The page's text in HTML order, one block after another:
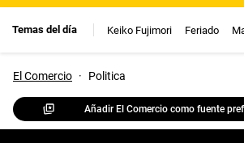
Temas del día Keiko Fujimori Feriado
El Comercio · Politica
Añadir El Comercio como fuente